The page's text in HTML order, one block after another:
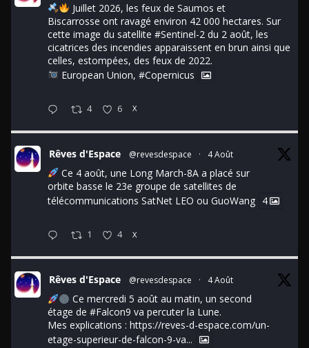
Juillet 2026, les feux de Saumos et
Biscarrosse ont ravagé environ 42 000 hectares. Sur
cette image du satellite #Sentinel-2 du 2 août, les
cicatrices des incendies apparaissent en brun ainsi que
celles, estompées, des feux de 2022.
European Union, #Copernicus
4 6 X
Rêves d'Espace @revesdespace · 4 Août
Ce 4 août, une Long March-8A a placé sur
orbite basse le 23e groupe de satellites de
télécommunications SatNet LEO ou GuoWang 4
1 4 X
Rêves d'Espace @revesdespace · 4 Août
Ce mercredi 5 août au matin, un second
étage de #Falcon9 va percuter la Lune.
Mes explications : https://reves-d-espace.com/un-
etage-superieur-de-falcon-9-va...